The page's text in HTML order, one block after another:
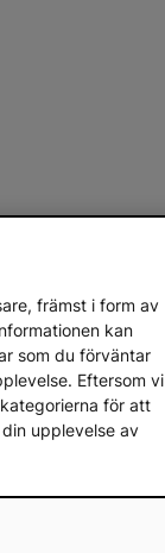
främst i form av
kan
som du förväntar
Eftersom vi
för att
upplevelse av